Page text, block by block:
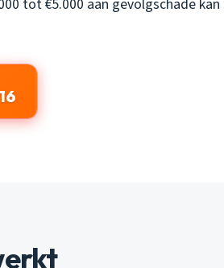
tot €5.000 aan gevolgschade kan